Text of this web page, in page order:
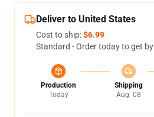
Deliver to United States
Cost to ship:$6.99
Standard - Order today to get by
Production
Today
Shipping
Aug. 08